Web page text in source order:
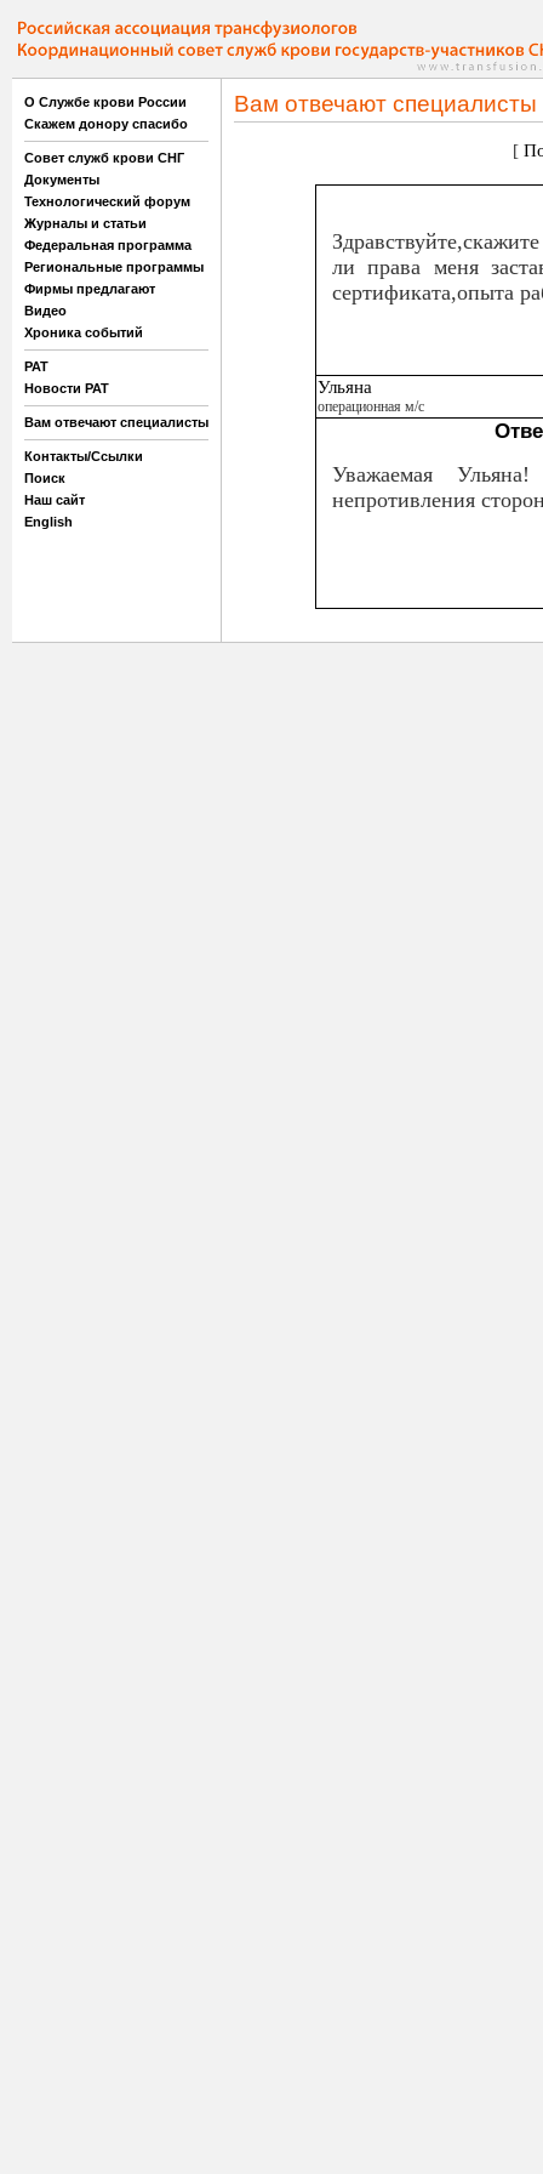
О Службе крови России
Скажем донору спасибо
Совет служб крови СНГ
Документы
Технологический форум
Журналы и статьи
Федеральная программа
Региональные программы
Фирмы предлагают
Видео
Хроника событий
РАТ
Новости РАТ
Вам отвечают специалисты
Контакты/Ссылки
Поиск
Наш сайт
English
Вам отвечают специалисты
[
ли права меня
сертификата,опыта
Ульяна
операционная м/с
Уважаемая
непротивления